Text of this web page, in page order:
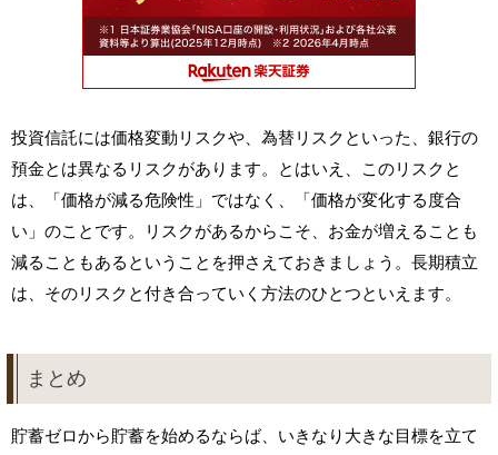
投資信託には価格変動リスクや、為替リスクといった、銀行の
預金とは異なるリスクがあります。とはいえ、このリスクと
は、「価格が減る危険性」ではなく、「価格が変化する度合
い」のことです。リスクがあるからこそ、お金が増えることも
減ることもあるということを押さえておきましょう。長期積立
は、そのリスクと付き合っていく方法のひとつといえます。
まとめ
貯蓄ゼロから貯蓄を始めるならば、いきなり大きな目標を立て